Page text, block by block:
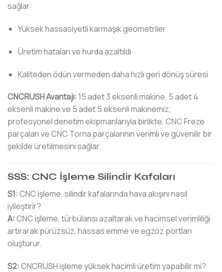
sağlar:
Yüksek hassasiyetli karmaşık geometriler
Üretim hataları ve hurda azaltıldı
Kaliteden ödün vermeden daha hızlı geri dönüş süresi
CNCRUSH Avantajı: 15 adet 3 eksenli makine, 5 adet 4
eksenli makine ve 5 adet 5 eksenli makinemiz,
profesyonel denetim ekipmanlarıyla birlikte, CNC Freze
parçaları ve CNC Torna parçalarının verimli ve güvenilir bir
şekilde üretilmesini sağlar.
SSS: CNC İşleme Silindir Kafaları
S1:CNC işleme, silindir kafalarında hava akışını nasıl
iyileştirir?
A:CNC işleme, türbülansı azaltarak ve hacimsel verimliliği
artırarak pürüzsüz, hassas emme ve egzoz portları
oluşturur.
S2:CNCRUSH işleme yüksek hacimli üretim yapabilir mi?